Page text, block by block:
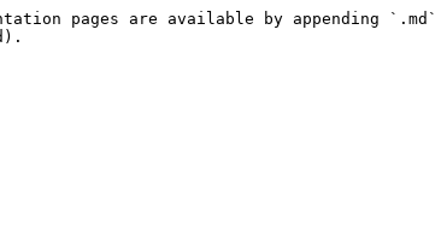
pages are available by appending `.md`